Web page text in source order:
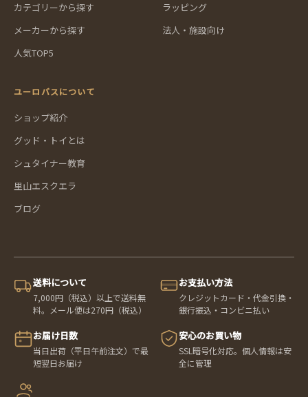
カテゴリーから探す
メーカーから探す
人気TOP5
ラッピング
法人・施設向け
ユーロバスについて
ショップ紹介
グッド・トイとは
シュタイナー教育
里山エスクエラ
ブログ
送料について
7,000円（税込）以上で送料無
料。メール便は270円（税込）
お支払い方法
クレジットカード・代金引換・
銀行振込・コンビニ払い
お届け日数
当日出荷（平日午前注文）で最
短翌日お届け
安心のお買い物
SSL暗号化対応。個人情報は安
全に管理